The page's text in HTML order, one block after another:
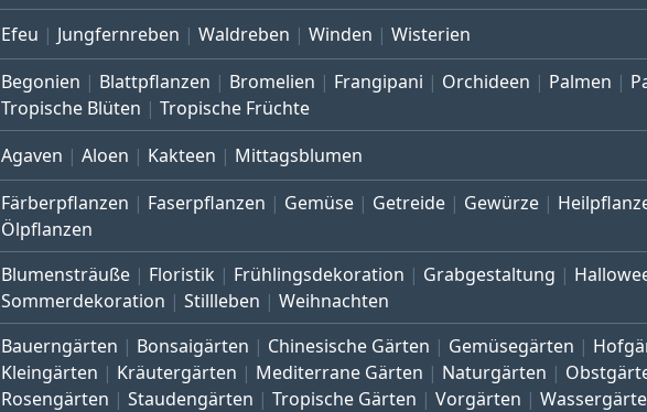
Efeu Jungfernreben Waldreben Winden Wisterien
Begonien Blattpflanzen Bromelien Frangipani Orchideen Palmen
Tropische Blüten
Tropische Früchte
Agaven Aloen Kakteen Mittagsblumen
Färberpflanzen Faserpflanzen Gemüse Getreide Gewürze
Ölpflanzen
Blumensträuße Floristik Frühlingsdekoration Grabgestaltung
Sommerdekoration
Stillleben Weihnachten
Bauerngärten Bonsaigärten Chinesische Gärten Gemüsegärten
Kleingärten
Kräutergärten Mediterrane Gärten Naturgärten
Rosengärten
Staudengärten Tropische Gärten Vorgärten